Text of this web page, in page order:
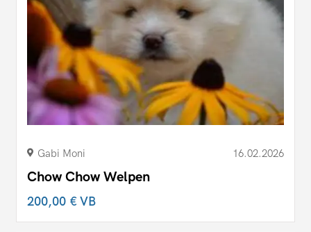
Gabi Moni 16.02.2026
Chow Chow Welpen
200,00 €VB